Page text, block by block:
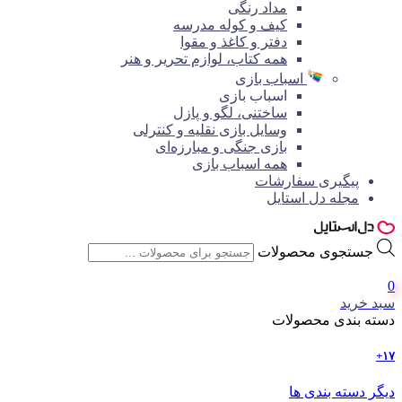
مداد رنگی
کیف و کوله مدرسه
دفتر و کاغذ و مقوا
همه کتاب، لوازم تحریر و هنر
اسباب بازی
اسباب بازی
ساختنی، لگو و پازل
وسایل بازی نقلیه و کنترلی
بازی جنگی و مبارزه‌ای
همه اسباب بازی
پیگیری سفارشات
مجله دل استایل
جستجوی محصولات
0
سبد خرید
دسته بندی محصولات
۱۷+
دیگر دسته بندی ها